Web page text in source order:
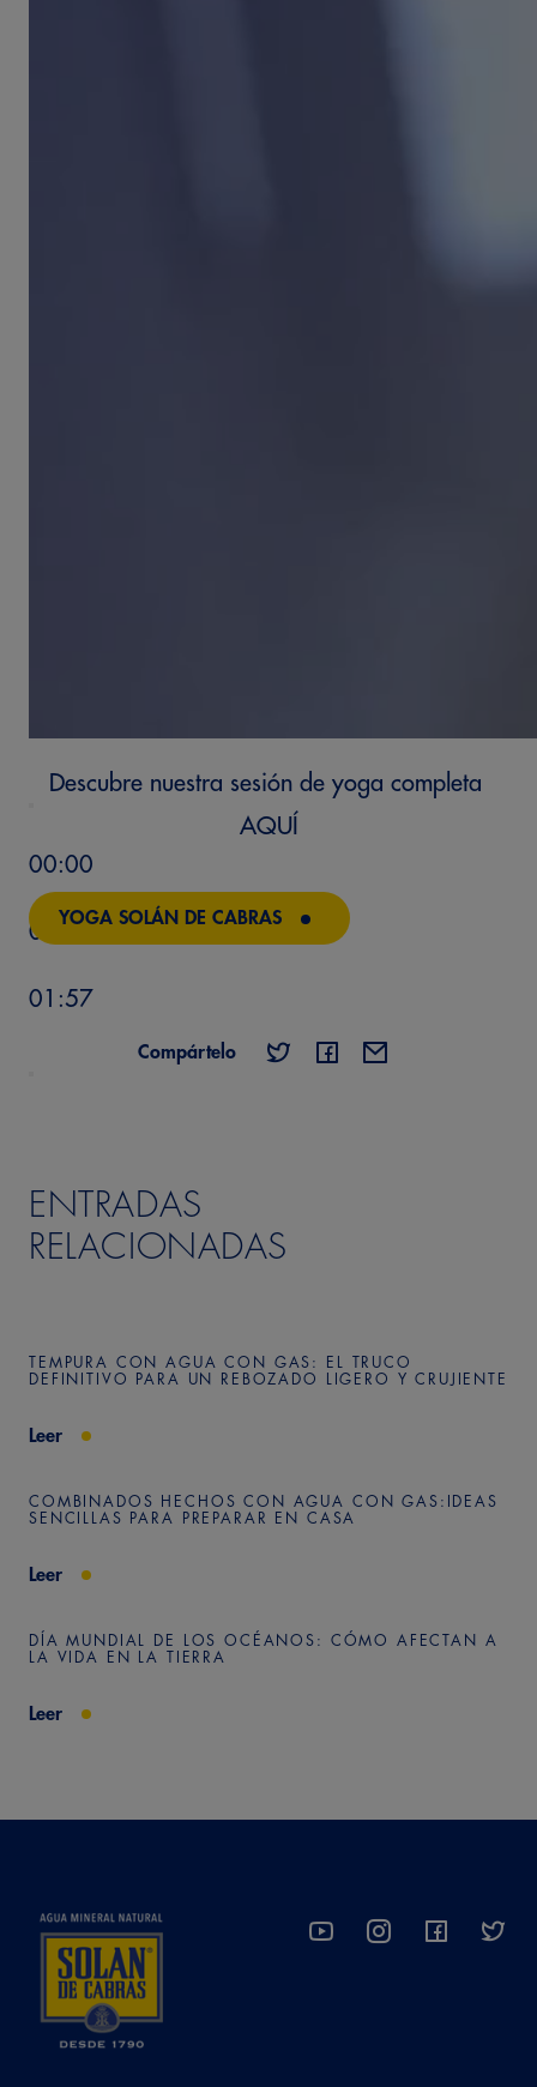
00:00
00:00
01:57
Descubre nuestra sesión de yoga completa
AQUÍ
YOGA SOLÁN DE CABRAS
Compártelo
ENTRADAS
RELACIONADAS
TEMPURA CON AGUA CON GAS: EL TRUCO
DEFINITIVO PARA UN REBOZADO LIGERO Y CRUJIENTE
Leer
COMBINADOS HECHOS CON AGUA CON GAS:IDEAS
SENCILLAS PARA PREPARAR EN CASA
Leer
DÍA MUNDIAL DE LOS OCÉANOS: CÓMO AFECTAN A
LA VIDA EN LA TIERRA
Leer